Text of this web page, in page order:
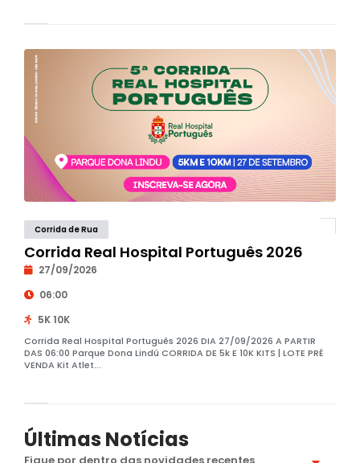
Corrida de Rua
Corrida Real Hospital Português 2026
27/09/2026
06:00
5K 10K
Corrida Real Hospital Português 2026 DIA 27/09/2026 A PARTIR
DAS 06:00 Parque Dona Lindú CORRIDA DE 5k E 10K KITS | LOTE PRÉ
VENDA Kit Atlet...
Últimas Notícias